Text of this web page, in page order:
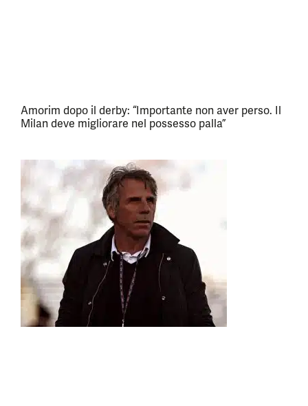
Amorim dopo il derby: “Importante non aver perso. Il
Milan deve migliorare nel possesso palla”